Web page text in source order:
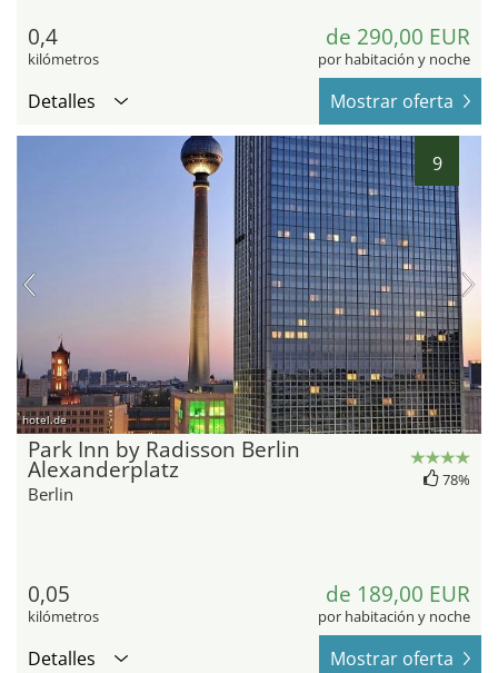
0,4
kilómetros
de 290,00 EUR
por habitación y noche
Detalles Mostrar oferta
9
hotel.de
Park Inn by Radisson Berlin
Alexanderplatz
Berlin
78%
0,05
kilómetros
de 189,00 EUR
por habitación y noche
Detalles Mostrar oferta